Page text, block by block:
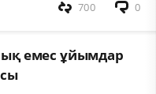
0
700
емес ұйымдар